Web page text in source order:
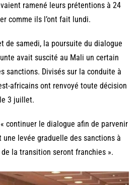
ramené leurs prétentions à 24
comme ils l’ont fait lundi.
de samedi, la poursuite du dialogue
avait suscité au Mali un certain
sanctions. Divisés sur la conduite à
africains ont renvoyé toute décision
3 juillet.
continuer le dialogue afin de parvenir
une levée graduelle des sanctions à
la transition seront franchies ».